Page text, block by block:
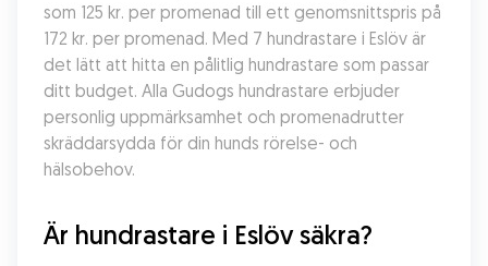
som 125 kr. per promenad till ett genomsnittspris på
172 kr. per promenad. Med 7 hundrastare i Eslöv är
det lätt att hitta en pålitlig hundrastare som passar
ditt budget. Alla Gudogs hundrastare erbjuder
personlig uppmärksamhet och promenadrutter
skräddarsydda för din hunds rörelse- och
hälsobehov.
Är hundrastare i Eslöv säkra?